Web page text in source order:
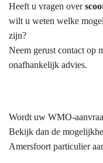
Heeft u vragen over
wilt u weten welke
zijn?
Neem gerust contact op
onafhankelijk advies.
Wordt uw WMO-
Bekijk dan de
Amersfoort particulier